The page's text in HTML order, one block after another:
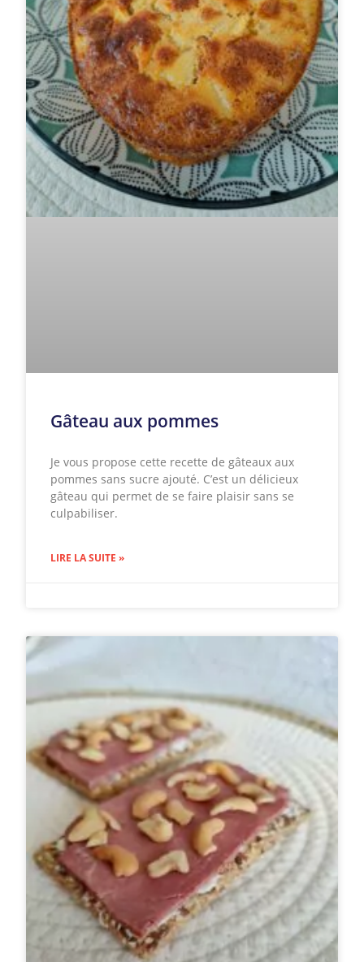
Gâteau aux pommes
Je vous propose cette recette de gâteaux aux
pommes sans sucre ajouté. C’est un délicieux
gâteau qui permet de se faire plaisir sans se
culpabiliser.
LIRE LA SUITE »